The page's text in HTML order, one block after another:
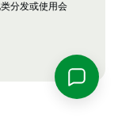
分发或使用会